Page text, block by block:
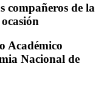
compañeros de la
Académico
Nacional de